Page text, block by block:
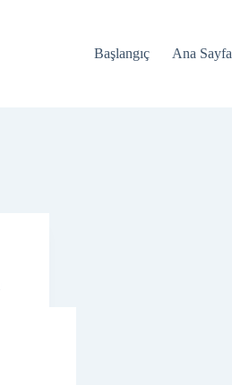
Başlangıç Ana Sayfa